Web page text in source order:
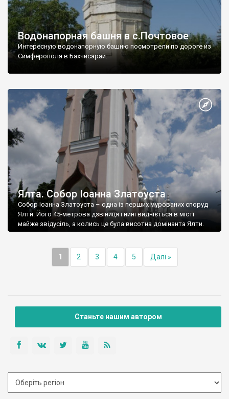
Водонапорная башня в с.Почтовое
Интересную водонапорную башню посмотрели по дороге из
Симферополя в Бахчисарай.
Ялта. Собор Іоанна Златоуста
Собор Іоанна Златоуста – одна із перших мурованих споруд
Ялти. Його 45-метрова дзвіниця і нині видніється в місті
майже звідусіль, а колись це була висотна домінанта Ялти.
1 2 3 4 5 Далі »
Станьте нашим автором